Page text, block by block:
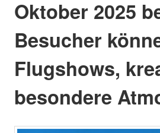
Oktober 2025
Besucher
Flugshows,
besondere